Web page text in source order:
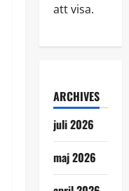
att visa.
ARCHIVES
juli 2026
maj 2026